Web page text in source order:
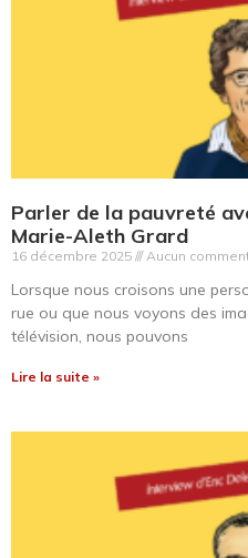
Parler de la pauvreté
Marie-Aleth Grard
16 décembre 2025 Aucun
Lorsque nous croisons une
rue ou que nous voyons des
télévision, nous pouvons
Lire la suite »